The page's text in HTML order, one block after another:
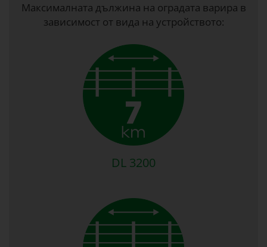
Максималната дължина на оградата варира в
зависимост от вида на устройството:
DL 3200